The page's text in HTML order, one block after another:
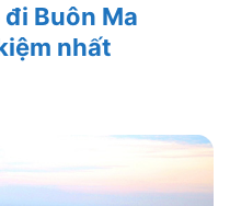
Buôn Ma
nhất